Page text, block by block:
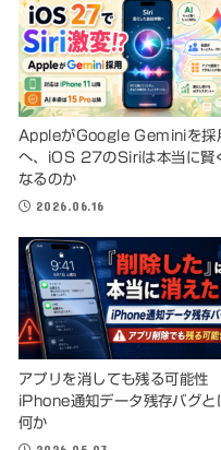
AppleがGoogle Geminiを採
へ、iOS 27のSiriは本当に賢
なるのか
2026.06.16
アプリを消しても残る可能性
iPhone通知データ残存バグと
何か